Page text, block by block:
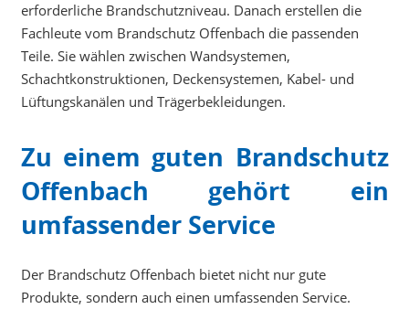
erforderliche Brandschutzniveau. Danach erstellen die
Fachleute vom Brandschutz Offenbach die passenden
Teile. Sie wählen zwischen Wandsystemen,
Schachtkonstruktionen, Deckensystemen, Kabel- und
Lüftungskanälen und Trägerbekleidungen.
Zu einem guten Brandschutz
Offenbach gehört ein
umfassender Service
Der Brandschutz Offenbach bietet nicht nur gute
Produkte, sondern auch einen umfassenden Service.